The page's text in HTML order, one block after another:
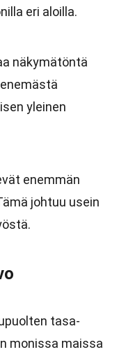
eri aloilla.
näkymätöntä
yleinen
enemmän
johtuu usein
tasa-
monissa maissa